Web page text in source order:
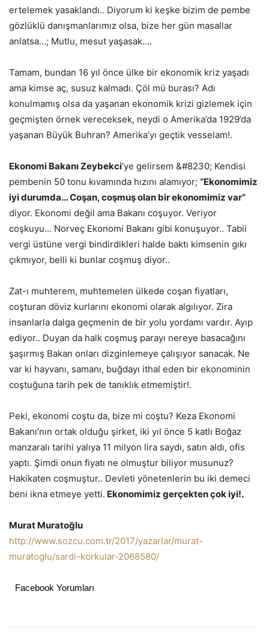
ertelemek yasaklandı.. Diyorum ki keşke bizim de pembe
gözlüklü danışmanlarımız olsa, bize her gün masallar
anlatsa…; Mutlu, mesut yaşasak….
Tamam, bundan 16 yıl önce ülke bir ekonomik kriz yaşadı
ama kimse aç, susuz kalmadı. Çöl mü burası? Adı
konulmamış olsa da yaşanan ekonomik krizi gizlemek için
geçmişten örnek vereceksek, neydi o Amerika’da 1929’da
yaşanan Büyük Buhran? Amerika’yı geçtik vesselam!.
Ekonomi Bakanı Zeybekci‘ye gelirsem &#8230; Kendisi
pembenin 50 tonu kıvamında hızını alamıyor; “Ekonomimiz
iyi durumda… Coşan, coşmuş olan bir ekonomimiz var”
diyor. Ekonomi değil ama Bakanı coşuyor. Veriyor
coşkuyu… Norveç Ekonomi Bakanı gibi konuşuyor.. Tabii
vergi üstüne vergi bindirdikleri halde baktı kimsenin gıkı
çıkmıyor, belli ki bunlar coşmuş diyor..
Zat-ı muhterem, muhtemelen ülkede coşan fiyatları,
coşturan döviz kurlarını ekonomi olarak algılıyor. Zira
insanlarla dalga geçmenin de bir yolu yordamı vardır. Ayıp
ediyor.. Duyan da halk coşmuş parayı nereye basacağını
şaşırmış Bakan onları dizginlemeye çalışıyor sanacak. Ne
var ki hayvanı, samanı, buğdayı ithal eden bir ekonominin
coştuğuna tarih pek de tanıklık etmemiştir!.
Peki, ekonomi coştu da, bize mi coştu? Keza Ekonomi
Bakanı’nın ortak olduğu şirket, iki yıl önce 5 katlı Boğaz
manzaralı tarihi yalıya 11 milyon lira saydı, satın aldı, ofis
yaptı. Şimdi onun fiyatı ne olmuştur biliyor musunuz?
Hakikaten coşmuştur.. Devleti yönetenlerin bu iki demeci
beni ikna etmeye yetti. Ekonomimiz gerçekten çok iyi!.
Murat Muratoğlu
http://www.sozcu.com.tr/2017/yazarlar/murat-
muratoglu/sardi-korkular-2068580/
Facebook Yorumları